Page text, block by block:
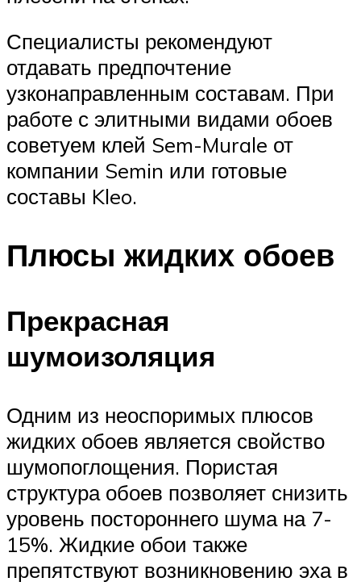
Специалисты рекомендуют
отдавать предпочтение
узконаправленным составам. При
работе с элитными видами обоев
советуем клей Sem-Murale от
компании Semin или готовые
составы Kleo.
Плюсы жидких обоев
Прекрасная
шумоизоляция
Одним из неоспоримых плюсов
жидких обоев является свойство
шумопоглощения. Пористая
структура обоев позволяет снизить
уровень постороннего шума на 7-
15%. Жидкие обои также
препятствуют возникновению эха в